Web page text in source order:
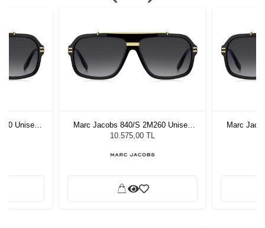
Unisex
Marc Jacobs 840/S 2M260 Unisex
Güneş Gözlüğü
10.575,00 TL
Marc